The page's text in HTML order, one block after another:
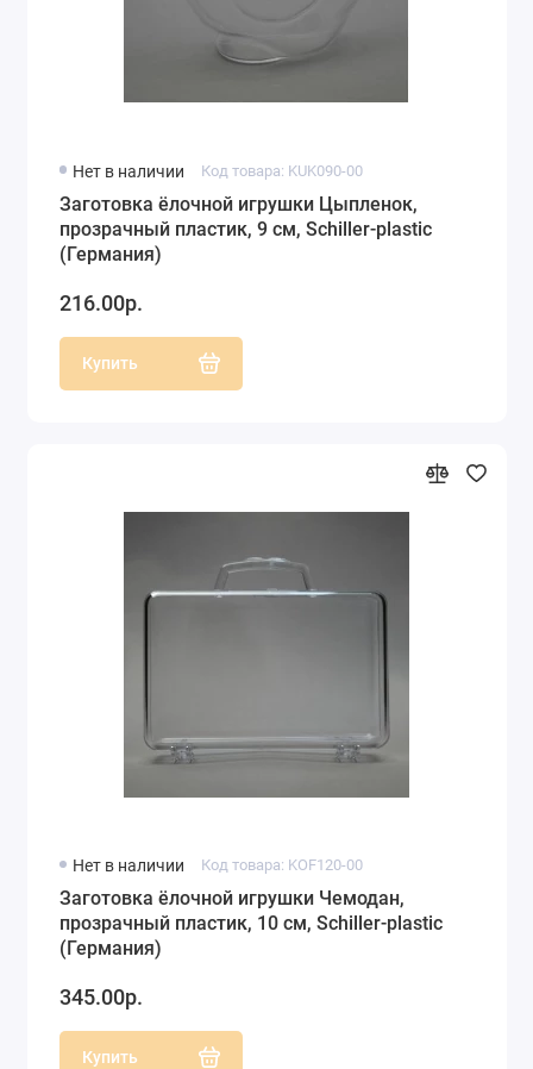
Нет в наличии Код товара: KUK090-00
Заготовка ёлочной игрушки Цыпленок,
прозрачный пластик, 9 см, Schiller-plastic
(Германия)
216.00р.
Купить
Нет в наличии Код товара: KOF120-00
Заготовка ёлочной игрушки Чемодан,
прозрачный пластик, 10 см, Schiller-plastic
(Германия)
345.00р.
Купить